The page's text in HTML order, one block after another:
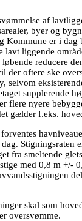
af
byer og
er i dag
liggende
reducere
der oftere ske
selvom
supplerende
flere nyere
gælder f.eks.
Stigningsraten
fra smeltende
med 0,8 m +/-
skal som
oversvømme.